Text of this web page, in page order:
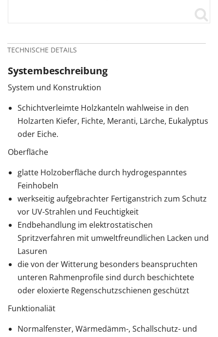
TECHNISCHE DETAILS
Systembeschreibung
System und Konstruktion
Schichtverleimte Holzkanteln wahlweise in den
Holzarten Kiefer, Fichte, Meranti, Lärche, Eukalyptus
oder Eiche.
Oberfläche
glatte Holzoberfläche durch hydrogespanntes
Feinhobeln
werkseitig aufgebrachter Fertiganstrich zum Schutz
vor UV-Strahlen und Feuchtigkeit
Endbehandlung im elektrostatischen
Spritzverfahren mit umweltfreundlichen Lacken und
Lasuren
die von der Witterung besonders beanspruchten
unteren Rahmenprofile sind durch beschichtete
oder eloxierte Regenschutzschienen geschützt
Funktionaliät
Normalfenster, Wärmedämm-, Schallschutz- und